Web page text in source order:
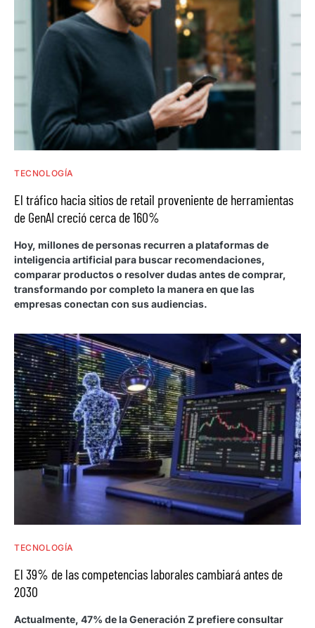
TECNOLOGÍA
El tráfico hacia sitios de retail proveniente de herramientas
de GenAI creció cerca de 160%
Hoy, millones de personas recurren a plataformas de
inteligencia artificial para buscar recomendaciones,
comparar productos o resolver dudas antes de comprar,
transformando por completo la manera en que las
empresas conectan con sus audiencias.
TECNOLOGÍA
El 39% de las competencias laborales cambiará antes de
2030
Actualmente, 47% de la Generación Z prefiere consultar